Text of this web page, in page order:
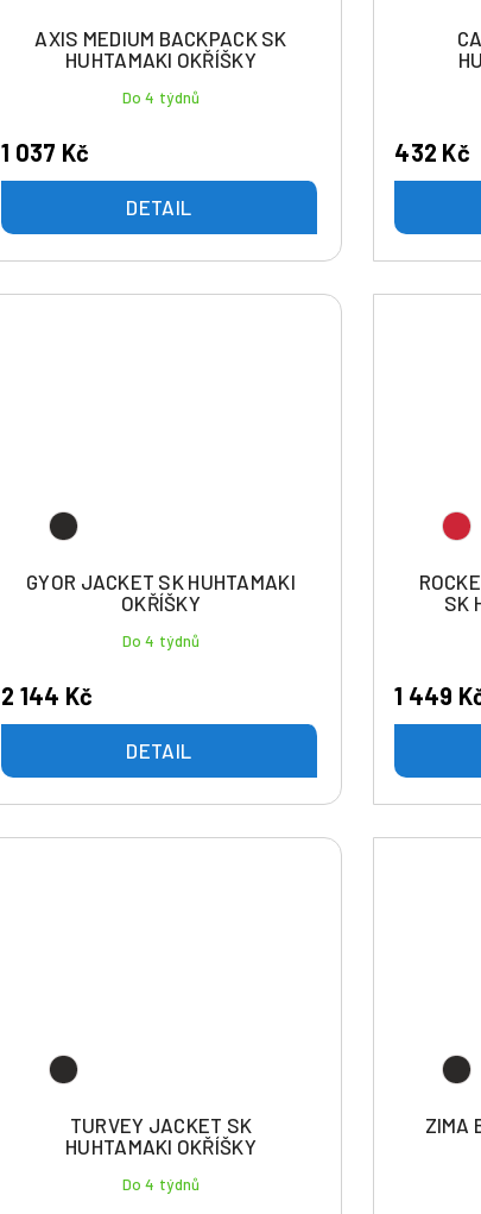
AXIS MEDIUM BACKPACK SK
HUHTAMAKI OKŘÍŠKY
Do 4 týdnů
1 037 Kč
DETAIL
432 Kč
GYOR JACKET SK HUHTAMAKI
OKŘÍŠKY
Do 4 týdnů
2 144 Kč
DETAIL
SK
1 449
TURVEY JACKET SK
HUHTAMAKI OKŘÍŠKY
Do 4 týdnů
ZIMA